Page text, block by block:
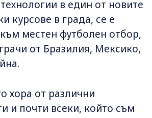
в един от новите
курсове в града, се е
местен футболен отбор,
от Бразилия, Мексико,
хора от различни
и почти всеки, който съм